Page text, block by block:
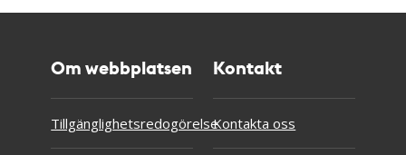
Om webbplatsen
Tillgänglighetsredogörelse
Kontakt
Kontakta oss